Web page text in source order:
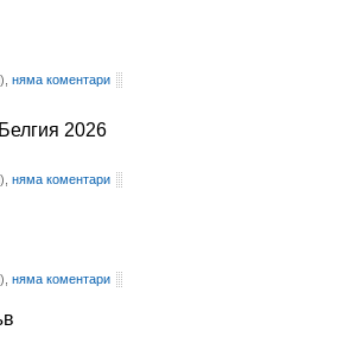
няма коментари
2026
няма коментари
няма коментари